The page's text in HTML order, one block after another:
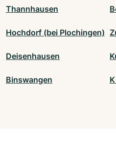
Thannhausen
Hochdorf (bei Plochingen)
Deisenhausen
Binswangen